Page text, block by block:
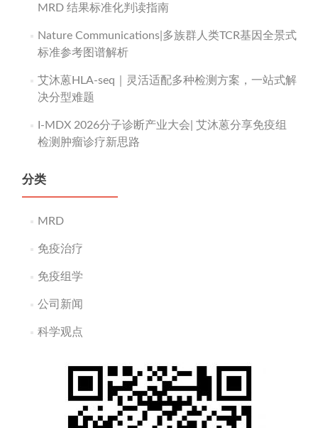
MRD 结果标准化判读指南
Nature Communications|多族群人类TCR基因全景式
标准参考图谱解析
艾沐蒽HLA-seq｜灵活适配多种检测方案，一站式解
决分型难题
I-MDX 2026分子诊断产业大会| 艾沐蒽分享免疫组
检测肿瘤诊疗新思路
分类
MRD
免疫治疗
免疫组学
公司新闻
科学观点